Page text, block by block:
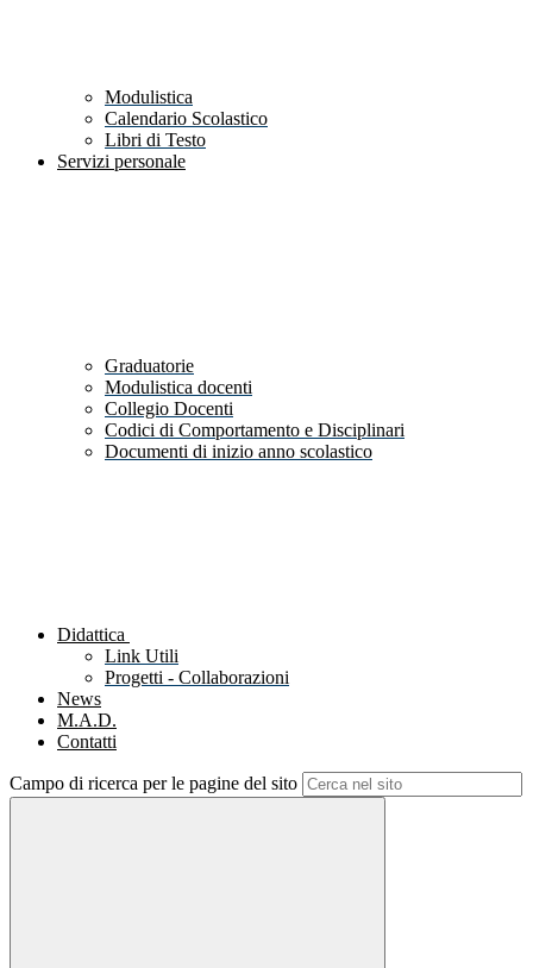
Modulistica
Calendario Scolastico
Libri di Testo
Servizi personale
Graduatorie
Modulistica docenti
Collegio Docenti
Codici di Comportamento e Disciplinari
Documenti di inizio anno scolastico
Didattica
Link Utili
Progetti - Collaborazioni
News
M.A.D.
Contatti
Campo di ricerca per le pagine del sito